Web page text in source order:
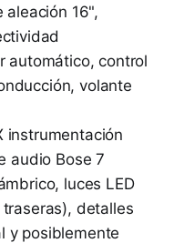
aleación 16",
automático, control
volante
instrumentación
audio Bose 7
luces LED
detalles
y posiblemente